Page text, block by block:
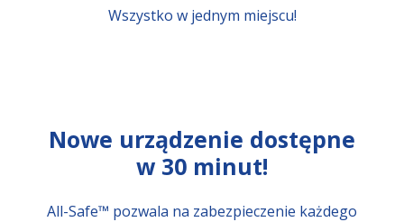
Wszystko w jednym miejscu!
Nowe urządzenie dostępne
w 30 minut!
All-Safe™ pozwala na zabezpieczenie każdego